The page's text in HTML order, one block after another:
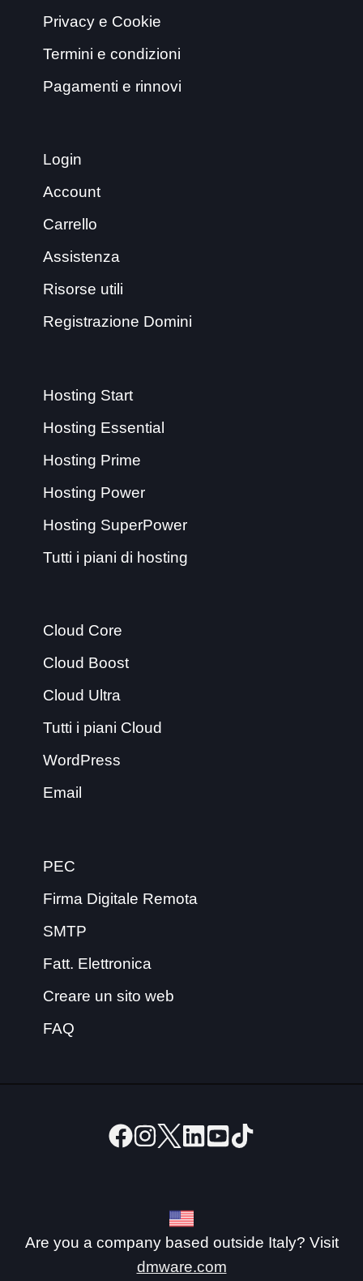
Privacy e Cookie
Termini e condizioni
Pagamenti e rinnovi
Login
Account
Carrello
Assistenza
Risorse utili
Registrazione Domini
Hosting Start
Hosting Essential
Hosting Prime
Hosting Power
Hosting SuperPower
Tutti i piani di hosting
Cloud Core
Cloud Boost
Cloud Ultra
Tutti i piani Cloud
WordPress
Email
PEC
Firma Digitale Remota
SMTP
Fatt. Elettronica
Creare un sito web
FAQ
Are you a company based outside Italy? Visit
dmware.com